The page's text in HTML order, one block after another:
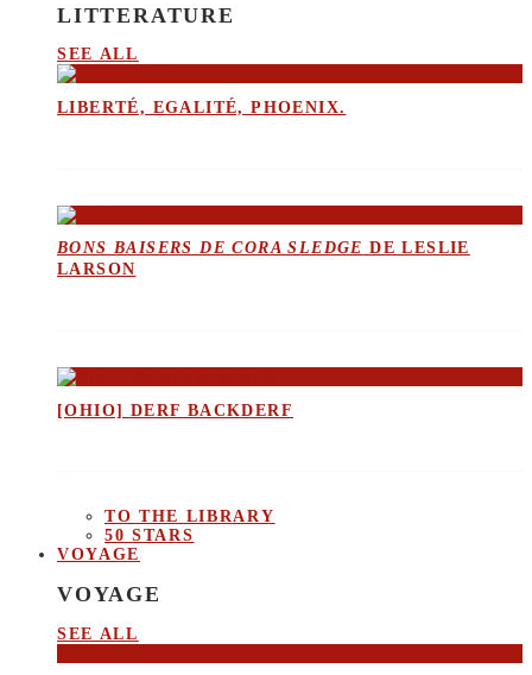
LITTERATURE
SEE ALL
LIBERTÉ, EGALITÉ, PHOENIX.
BONS BAISERS DE CORA SLEDGE DE LESLIE
LARSON
[OHIO] DERF BACKDERF
TO THE LIBRARY
50 STARS
VOYAGE
VOYAGE
SEE ALL